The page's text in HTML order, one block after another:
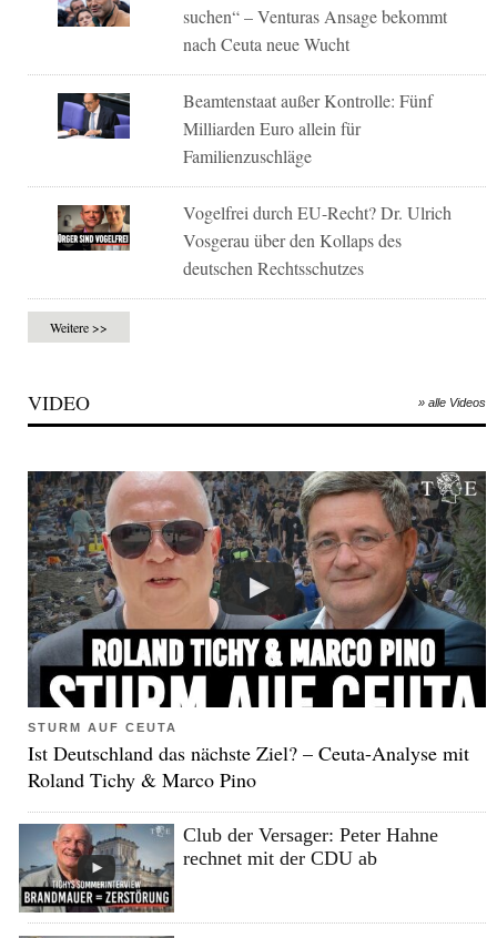
suchen“ – Venturas Ansage bekommt
nach Ceuta neue Wucht
Beamtenstaat außer Kontrolle: Fünf
Milliarden Euro allein für
Familienzuschläge
Vogelfrei durch EU-Recht? Dr. Ulrich
Vosgerau über den Kollaps des
deutschen Rechtsschutzes
Weitere >>
VIDEO » alle Videos
STURM AUF CEUTA
Ist Deutschland das nächste Ziel? – Ceuta-Analyse mit
Roland Tichy & Marco Pino
Club der Versager: Peter Hahne
rechnet mit der CDU ab